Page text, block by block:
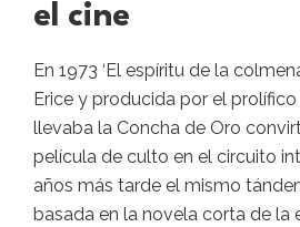
el cine
En 1973 ‘El espíritu de la
Erice y producida por el prolífico
llevaba la Concha de Oro
película de culto en el circuito
años más tarde el mismo
basada en la novela corta de la